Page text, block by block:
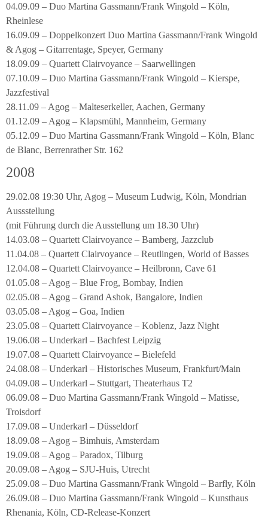
04.09.09 – Duo Martina Gassmann/Frank Wingold – Köln,
Rheinlese
16.09.09 – Doppelkonzert Duo Martina Gassmann/Frank Wingold
& Agog – Gitarrentage, Speyer, Germany
18.09.09 – Quartett Clairvoyance – Saarwellingen
07.10.09 – Duo Martina Gassmann/Frank Wingold – Kierspe,
Jazzfestival
28.11.09 – Agog – Malteserkeller, Aachen, Germany
01.12.09 – Agog – Klapsmühl, Mannheim, Germany
05.12.09 – Duo Martina Gassmann/Frank Wingold – Köln, Blanc
de Blanc, Berrenrather Str. 162
2008
29.02.08 19:30 Uhr, Agog – Museum Ludwig, Köln, Mondrian
Aussstellung
(mit Führung durch die Ausstellung um 18.30 Uhr)
14.03.08 – Quartett Clairvoyance – Bamberg, Jazzclub
11.04.08 – Quartett Clairvoyance – Reutlingen, World of Basses
12.04.08 – Quartett Clairvoyance – Heilbronn, Cave 61
01.05.08 – Agog – Blue Frog, Bombay, Indien
02.05.08 – Agog – Grand Ashok, Bangalore, Indien
03.05.08 – Agog – Goa, Indien
23.05.08 – Quartett Clairvoyance – Koblenz, Jazz Night
19.06.08 – Underkarl – Bachfest Leipzig
19.07.08 – Quartett Clairvoyance – Bielefeld
24.08.08 – Underkarl – Historisches Museum, Frankfurt/Main
04.09.08 – Underkarl – Stuttgart, Theaterhaus T2
06.09.08 – Duo Martina Gassmann/Frank Wingold – Matisse,
Troisdorf
17.09.08 – Underkarl – Düsseldorf
18.09.08 – Agog – Bimhuis, Amsterdam
19.09.08 – Agog – Paradox, Tilburg
20.09.08 – Agog – SJU-Huis, Utrecht
25.09.08 – Duo Martina Gassmann/Frank Wingold – Barfly, Köln
26.09.08 – Duo Martina Gassmann/Frank Wingold – Kunsthaus
Rhenania, Köln, CD-Release-Konzert